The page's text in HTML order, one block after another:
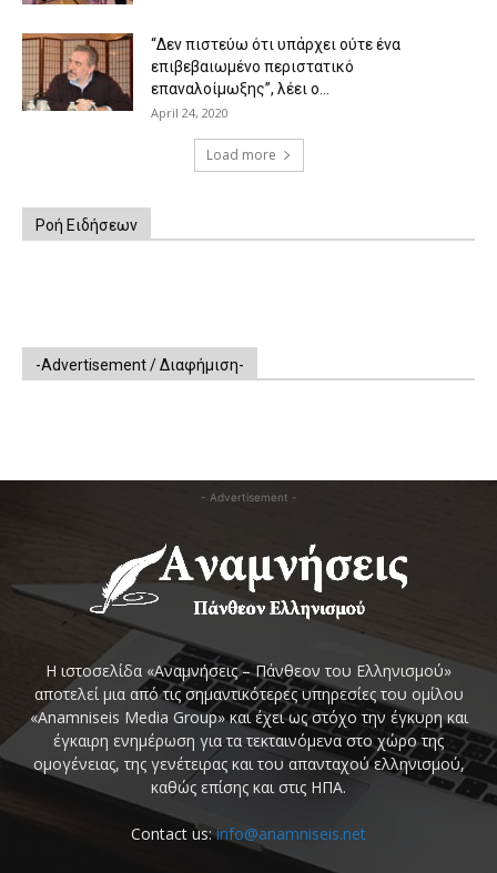
“Δεν πιστεύω ότι υπάρχει ούτε ένα
επιβεβαιωμένο περιστατικό
επαναλοίμωξης”, λέει ο...
April 24, 2020
Load more
Ροή Ειδήσεων
-Advertisement / Διαφήμιση-
- Advertisement -
Η ιστοσελίδα «Αναμνήσεις – Πάνθεον του Ελληνισμού»
αποτελεί μια από τις σημαντικότερες υπηρεσίες του ομίλου
«Anamniseis Media Group» και έχει ως στόχο την έγκυρη και
έγκαιρη ενημέρωση για τα τεκταινόμενα στο χώρο της
ομογένειας, της γενέτειρας και του απανταχού ελληνισμού,
καθώς επίσης και στις ΗΠΑ.
Contact us:info@anamniseis.net